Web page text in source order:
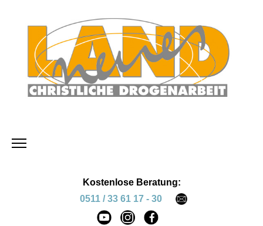
Kostenlose Beratung:
0511 / 33 61 17 - 30